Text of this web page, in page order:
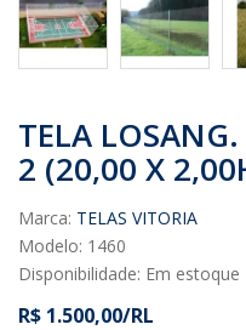
TELA
2 (20,00 X
Marca: TELAS VITORIA
Modelo: 1460
Disponibilidade: Em estoque
R$ 1.500,00/RL